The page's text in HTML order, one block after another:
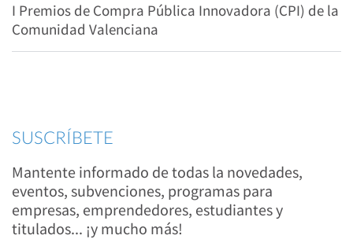
I Premios de Compra Pública Innovadora (CPI) de la
Comunidad Valenciana
SUSCRÍBETE
Mantente informado de todas la novedades,
eventos, subvenciones, programas para
empresas, emprendedores, estudiantes y
titulados... ¡y mucho más!